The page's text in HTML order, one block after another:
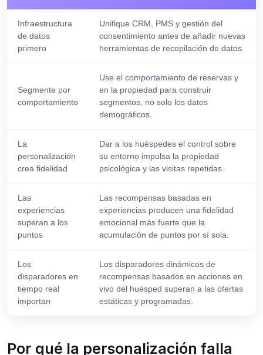
Infraestructura
de datos
primero
Unifique CRM, PMS y gestión del
consentimiento antes de añadir nuevas
herramientas de recopilación de datos.
Segmente por
comportamiento
Use el comportamiento de reservas y
en la propiedad para construir
segmentos, no solo los datos
demográficos.
La
personalización
crea fidelidad
Dar a los huéspedes el control sobre
su entorno impulsa la propiedad
psicológica y las visitas repetidas.
Las
experiencias
superan a los
puntos
Las recompensas basadas en
experiencias producen una fidelidad
emocional más fuerte que la
acumulación de puntos por sí sola.
Los
disparadores en
tiempo real
importan
Los disparadores dinámicos de
recompensas basados en acciones en
vivo del huésped superan a las ofertas
estáticas y programadas.
Por qué la personalización falla